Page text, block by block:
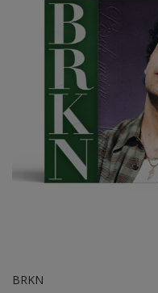
BRKN